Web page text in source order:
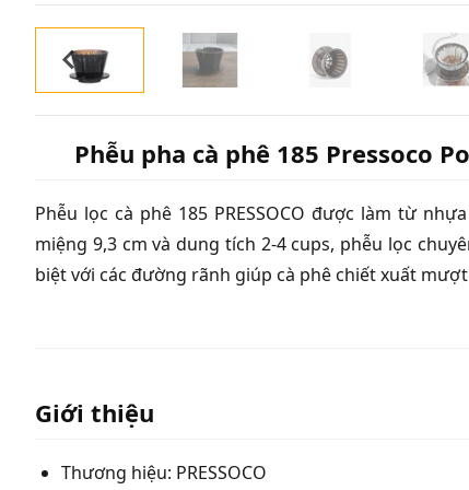
Phễu pha cà phê 185 Pressoco
Phễu lọc cà phê 185 PRESSOCO được làm từ
miệng 9,3 cm và dung tích 2-4 cups, phễu lọc
biệt với các đường rãnh giúp cà phê chiết xuất
Giới thiệu
Thương hiệu: PRESSOCO